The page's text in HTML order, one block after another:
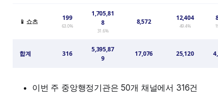
📱 쇼츠 199
63.0%
1,705,81
8
31.6%
8,572 12,404
49.4%
합계 316
5,395,87
9
17,076 25,120
이번 주 중앙행정기관은 50개 채널에서 316건